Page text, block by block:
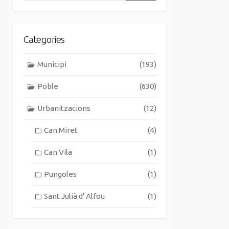
Categories
Municipi (193)
Poble (630)
Urbanitzacions (12)
Can Miret (4)
Can Vila (1)
Pungoles (1)
Sant Julià d' Alfou (1)